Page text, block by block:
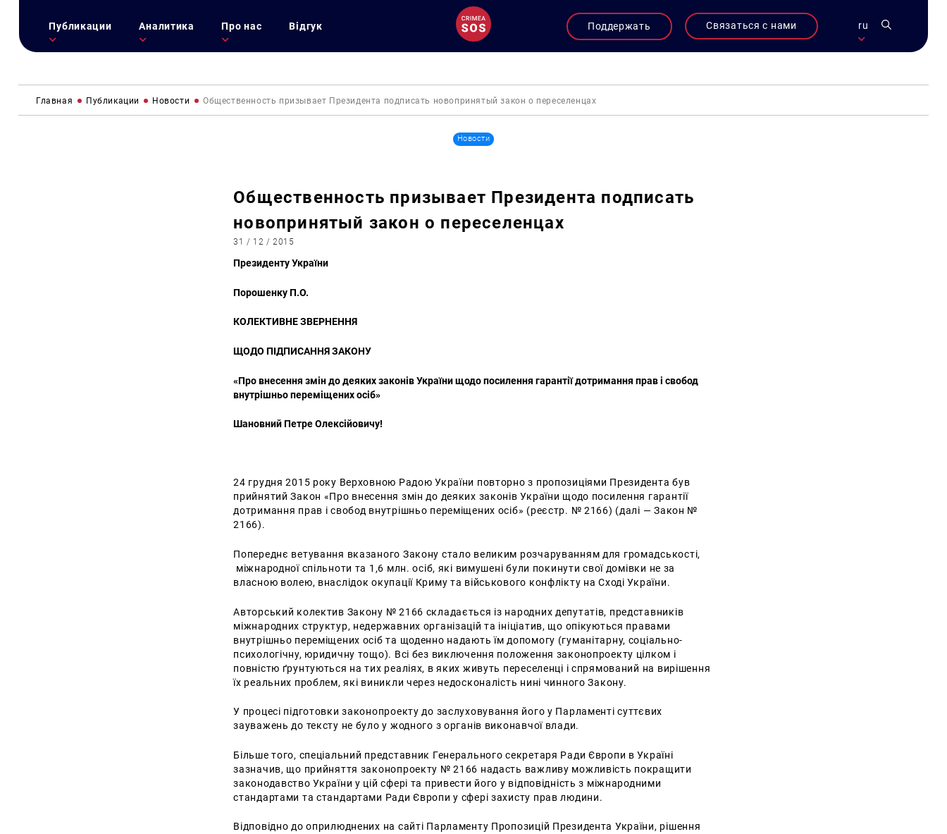
Публикации Аналитика Про нас Відгук Поддержать Связаться с нами ru
Главная Публикации Новости Общественность призывает Президента подписать новопринятый закон о переселенцах
Новости
Общественность призывает Президента подписать
новопринятый закон о переселенцах
31 / 12 / 2015
Президенту України
Порошенку П.О.
КОЛЕКТИВНЕ ЗВЕРНЕННЯ
ЩОДО ПІДПИСАННЯ ЗАКОНУ
«Про внесення змін до деяких законів України щодо посилення гарантії дотримання прав і свобод
внутрішньо переміщених осіб»
Шановний Петре Олексійовичу!
24 грудня 2015 року Верховною Радою України повторно з пропозиціями Президента був
прийнятий Закон «Про внесення змін до деяких законів України щодо посилення гарантії
дотримання прав і свобод внутрішньо переміщених осіб» (реєстр. № 2166) (далі — Закон №
2166).
Попереднє ветування вказаного Закону стало великим розчаруванням для громадськості,
міжнародної спільноти та 1,6 млн. осіб, які вимушені були покинути свої домівки не за
власною волею, внаслідок окупації Криму та військового конфлікту на Сході України.
Авторський колектив Закону № 2166 складається із народних депутатів, представників
міжнародних структур, недержавних організацій та ініціатив, що опікуються правами
внутрішньо переміщених осіб та щоденно надають їм допомогу (гуманітарну, соціально-
психологічну, юридичну тощо). Всі без виключення положення законопроекту цілком і
повністю ґрунтуються на тих реаліях, в яких живуть переселенці і спрямований на вирішення
їх реальних проблем, які виникли через недосконалість нині чинного Закону.
У процесі підготовки законопроекту до заслуховування його у Парламенті суттєвих
зауважень до тексту не було у жодного з органів виконавчої влади.
Більше того, спеціальний представник Генерального секретаря Ради Європи в Україні
зазначив, що прийняття законопроекту № 2166 надасть важливу можливість покращити
законодавство України у цій сфері та привести його у відповідність з міжнародними
стандартами та стандартами Ради Європи у сфері захисту прав людини.
Відповідно до оприлюднених на сайті Парламенту Пропозицій Президента України, рішення